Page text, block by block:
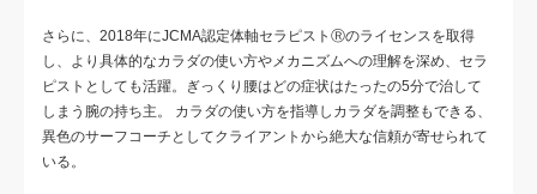
さらに、2018年にJCMA認定体軸セラピストⓇのライセンスを取得
し、より具体的なカラダの使い方やメカニズムへの理解を深め、セラ
ピストとしても活躍。ぎっくり腰はどの症状はたったの5分で治して
しまう腕の持ち主。 カラダの使い方を指導しカラダを調整もできる、
異色のサーフコーチとしてクライアントから絶大な信頼が寄せられて
いる。